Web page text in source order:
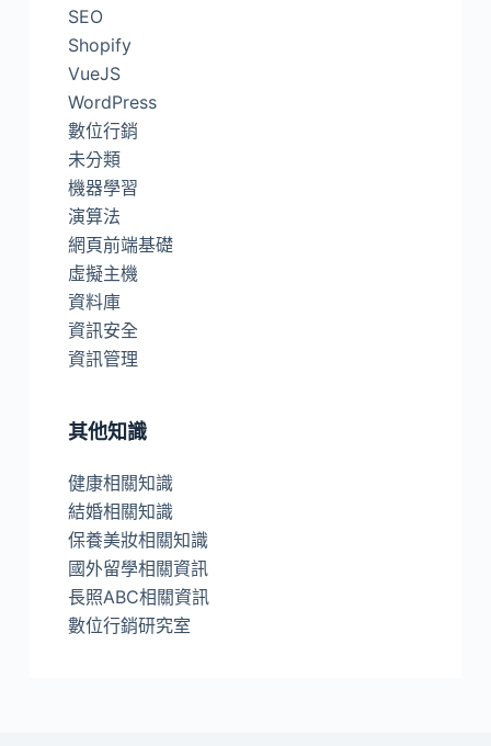
SEO
Shopify
VueJS
WordPress
數位行銷
未分類
機器學習
演算法
網頁前端基礎
虛擬主機
資料庫
資訊安全
資訊管理
其他知識
健康相關知識
結婚相關知識
保養美妝相關知識
國外留學相關資訊
長照ABC相關資訊
數位行銷研究室